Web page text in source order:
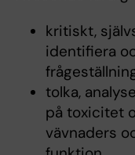
kritiskt,
identifiera
tolka,
på toxicitet
vävnaders